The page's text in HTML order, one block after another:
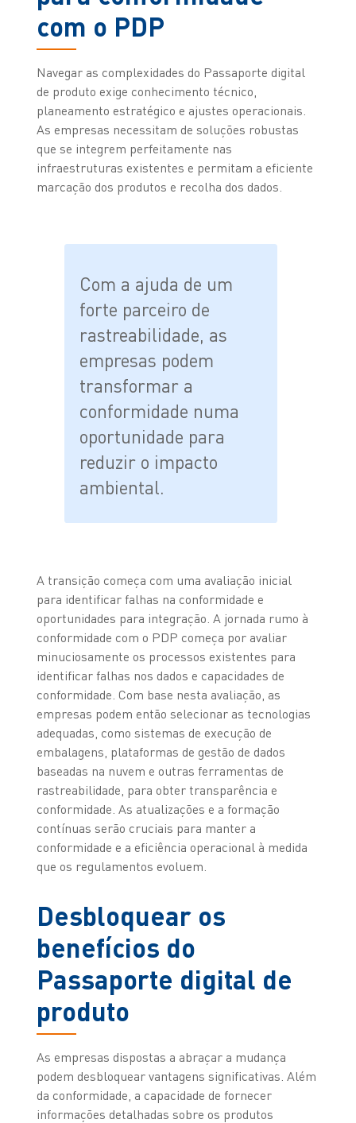
com o PDP
Navegar as complexidades do Passaporte digital
de produto exige conhecimento técnico,
planeamento estratégico e ajustes operacionais.
As empresas necessitam de soluções robustas
que se integrem perfeitamente nas
infraestruturas existentes e permitam a eficiente
marcação dos produtos e recolha dos dados.
Com a ajuda de um
forte parceiro de
rastreabilidade, as
empresas podem
transformar a
conformidade numa
oportunidade para
reduzir o impacto
ambiental.
A transição começa com uma avaliação inicial
para identificar falhas na conformidade e
oportunidades para integração. A jornada rumo à
conformidade com o PDP começa por avaliar
minuciosamente os processos existentes para
identificar falhas nos dados e capacidades de
conformidade. Com base nesta avaliação, as
empresas podem então selecionar as tecnologias
adequadas, como sistemas de execução de
embalagens, plataformas de gestão de dados
baseadas na nuvem e outras ferramentas de
rastreabilidade, para obter transparência e
conformidade. As atualizações e a formação
contínuas serão cruciais para manter a
conformidade e a eficiência operacional à medida
que os regulamentos evoluem.
Desbloquear os
benefícios do
Passaporte digital de
produto
As empresas dispostas a abraçar a mudança
podem desbloquear vantagens significativas. Além
da conformidade, a capacidade de fornecer
informações detalhadas sobre os produtos